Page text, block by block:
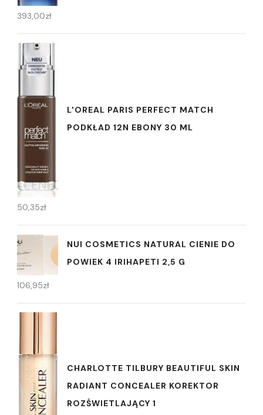
393,00zł
L'OREAL PARIS PERFECT MATCH
PODKŁAD 12N EBONY 30 ML
50,35zł
NUI COSMETICS NATURAL CIENIE DO
POWIEK 4 IRIHAPETI 2,5 G
106,95zł
CHARLOTTE TILBURY BEAUTIFUL SKIN
RADIANT CONCEALER KOREKTOR
ROZŚWIETLAJĄCY 1